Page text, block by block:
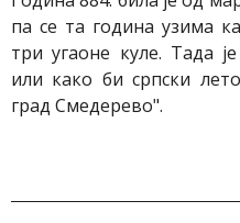
па се та година узима
три угаоне куле. Тадa
или како би српски
град Смедерево".